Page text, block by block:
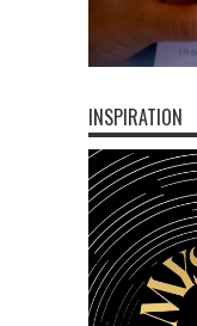
INSPIRATION